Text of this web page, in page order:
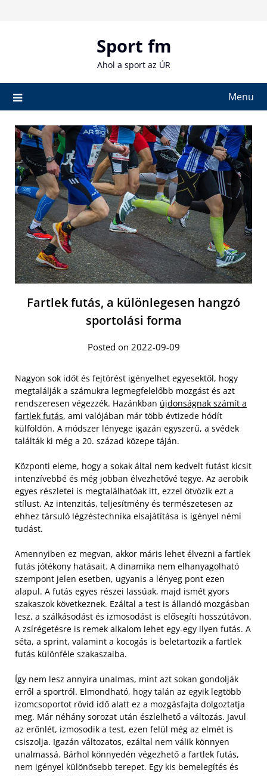
Sport fm
Ahol a sport az ÚR
Menu
Fartlek futás, a különlegesen hangzó
sportolási forma
Posted on 2022-09-09
Nagyon sok időt és fejtörést igényelhet egyesektől, hogy
megtalálják a számukra legmegfelelőbb mozgást és azt
rendszeresen végezzék. Hazánkban újdonságnak számít a
fartlek futás, ami valójában már több évtizede hódít
külföldön. A módszer lényege igazán egyszerű, a svédek
találták ki még a 20. század közepe táján.
Központi eleme, hogy a sokak által nem kedvelt futást kicsit
intenzívebbé és még jobban élvezhetővé tegye. Az aerobik
egyes részletei is megtalálhatóak itt, ezzel ötvözik ezt a
stílust. Az intenzitás, teljesítmény és természetesen az
ehhez társuló légzéstechnika elsajátítása is igényel némi
tudást.
Amennyiben ez megvan, akkor máris lehet élvezni a fartlek
futás jótékony hatásait. A dinamika nem elhanyagolható
szempont jelen esetben, ugyanis a lényeg pont ezen
alapul. A futás egyes részei lassúak, majd ismét gyors
szakaszok következnek. Ezáltal a test is állandó mozgásban
lesz, a szálkásodást és izmosodást is elősegíti hosszútávon.
A zsírégetésre is remek alkalom lehet egy-egy ilyen futás. A
séta, a sprint, valamint a kocogás is beletartozik a fartlek
futás különféle szakaszaiba.
Így nem lesz annyira unalmas, mint azt sokan gondolják
erről a sportról. Elmondható, hogy talán az egyik legtöbb
izomcsoportot rövid idő alatt ez a mozgásfajta dolgoztatja
meg. Már néhány sorozat után észlelhető a változás. Javul
az erőnlét, izmosodik a test, ezen felül még az elmét is
csiszolja. Igazán változatos, ezáltal nem válik könnyen
unalmassá. Bárhol könnyedén végezhető a fartlek futás,
nem igényel különösebb terepet. Egy kis bemelegítés és